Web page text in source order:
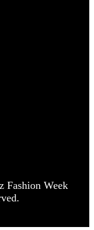
Fashion Week